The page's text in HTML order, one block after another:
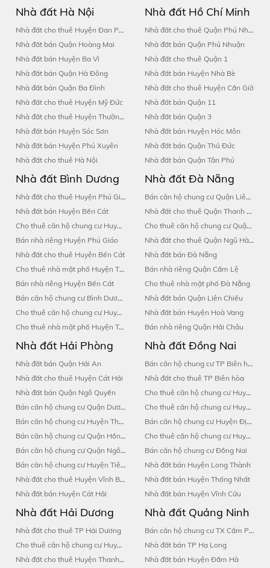
Nhà đất Hà Nội
Nhà đất cho thuê Huyện Đan Phượng
Nhà đất bán Quận Hoàng Mai
Nhà đất bán Huyện Ba Vì
Nhà đất bán Quận Hà Đông
Nhà đất bán Quận Ba Đình
Nhà đất cho thuê Huyện Mỹ Đức
Nhà đất cho thuê Huyện Thường Tín
Nhà đất bán Huyện Sóc Sơn
Nhà đất bán Huyện Phú Xuyên
Nhà đất cho thuê Hà Nội
Nhà đất Hồ Chí Minh
Nhà đất cho thuê Quận Phú Nhuận
Nhà đất bán Quận Phú Nhuận
Nhà đất cho thuê Quận 1
Nhà đất bán Huyện Nhà Bè
Nhà đất cho thuê Huyện Cần Giờ
Nhà đất bán Quận 11
Nhà đất bán Quận 3
Nhà đất bán Huyện Hóc Môn
Nhà đất bán Quận Thủ Đức
Nhà đất bán Quận Tân Phú
Nhà đất Bình Dương
Nhà đất cho thuê Huyện Phú Giáo
Nhà đất bán Huyện Bến Cát
Cho thuê căn hộ chung cư Huyện Bàu Bàng
Bán nhà riêng Huyện Phú Giáo
Nhà đất cho thuê Huyện Bến Cát
Cho thuê nhà mặt phố Huyện Thuận An
Bán nhà riêng Huyện Bến Cát
Bán căn hộ chung cư Bình Dương
Cho thuê căn hộ chung cư Huyện Phú Giáo
Cho thuê nhà mặt phố Huyện Tân Uyên
Nhà đất Đà Nẵng
Bán căn hộ chung cư Quận Liên Chiểu
Nhà đất cho thuê Quận Thanh Khê
Cho thuê căn hộ chung cư Quận Hải Châu
Nhà đất cho thuê Quận Ngũ Hành Sơn
Nhà đất bán Đà Nẵng
Bán nhà riêng Quận Cẩm Lệ
Cho thuê nhà mặt phố Đà Nẵng
Nhà đất bán Quận Liên Chiểu
Nhà đất bán Huyện Hoà Vang
Bán nhà riêng Quận Hải Châu
Nhà đất Hải Phòng
Nhà đất bán Quận Hải An
Nhà đất cho thuê Huyện Cát Hải
Nhà đất bán Quận Ngô Quyền
Bán căn hộ chung cư Quận Dương Kinh
Bán căn hộ chung cư Huyện Thuỷ Nguyên
Bán căn hộ chung cư Quận Hồng Bàng
Bán căn hộ chung cư Quận Ngô Quyền
Bán căn hộ chung cư Huyện Tiên Lãng
Nhà đất cho thuê Huyện Vĩnh Bảo
Nhà đất bán Huyện Cát Hải
Nhà đất Đồng Nai
Bán căn hộ chung cư TP Biên hòa
Nhà đất cho thuê TP Biên hòa
Cho thuê căn hộ chung cư Huyện Tân Phú
Cho thuê căn hộ chung cư Huyện Trảng Bom
Bán căn hộ chung cư Huyện Định Quán
Cho thuê căn hộ chung cư Huyện Nhơn Trạch
Bán căn hộ chung cư Đồng Nai
Nhà đất bán Huyện Long Thành
Nhà đất bán Huyện Thống Nhất
Nhà đất bán Huyện Vĩnh Cửu
Nhà đất Hải Dương
Nhà đất cho thuê TP Hải Dương
Cho thuê căn hộ chung cư Huyện Thanh Hà
Nhà đất cho thuê Huyện Thanh Hà
Nhà đất Quảng Ninh
Bán căn hộ chung cư TX Cẩm Phả
Nhà đất bán TP Hạ Long
Nhà đất bán Huyện Đầm Hà